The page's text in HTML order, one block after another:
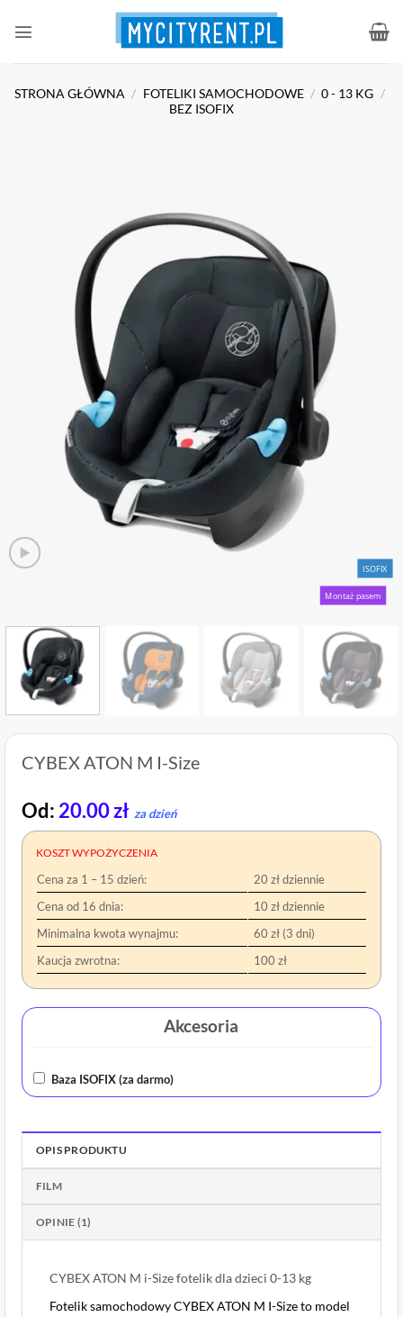
STRONA GŁÓWNA / FOTELIKI SAMOCHODOWE / 0 - 13 KG /
BEZ ISOFIX
ISOFIX
Montaż pasem
CYBEX ATON M I-Size
Od: 20.00zł za dzień
KOSZT WYPOŻYCZENIA
Cena za 1 – 15 dzień:
20 zł dziennie
Cena od 16 dnia:
10 zł dziennie
Minimalna kwota wynajmu:
60 zł (3 dni)
Kaucja zwrotna:
100 zł
Akcesoria
Baza ISOFIX (za darmo)
OPIS PRODUKTU
FILM
OPINIE (1)
CYBEX ATON M i-Size fotelik dla dzieci 0-13 kg
Fotelik samochodowy CYBEX ATON M I-Size to model